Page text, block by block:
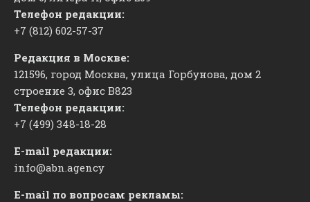
Телефон редакции:
+7 (812) 602-57-37
Редакция в Москве:
121596, город Москва, улица Горбунова, дом 2
строение 3, офис ​В823
Телефон редакции:
+7 (499) 348-18-28
E-mail редакции:
info@abn.agency
E-mail по вопросам рекламы: